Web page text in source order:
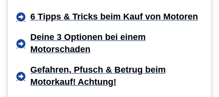
6 Tipps & Tricks beim Kauf von Motoren
Deine 3 Optionen bei einem
Motorschaden
Gefahren, Pfusch & Betrug beim
Motorkauf! Achtung!